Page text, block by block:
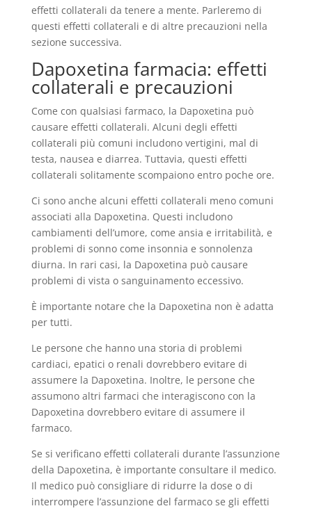
effetti collaterali da tenere a mente. Parleremo di
questi effetti collaterali e di altre precauzioni nella
sezione successiva.
Dapoxetina farmacia: effetti
collaterali e precauzioni
Come con qualsiasi farmaco, la Dapoxetina può
causare effetti collaterali. Alcuni degli effetti
collaterali più comuni includono vertigini, mal di
testa, nausea e diarrea. Tuttavia, questi effetti
collaterali solitamente scompaiono entro poche ore.
Ci sono anche alcuni effetti collaterali meno comuni
associati alla Dapoxetina. Questi includono
cambiamenti dell’umore, come ansia e irritabilità, e
problemi di sonno come insonnia e sonnolenza
diurna. In rari casi, la Dapoxetina può causare
problemi di vista o sanguinamento eccessivo.
È importante notare che la Dapoxetina non è adatta
per tutti.
Le persone che hanno una storia di problemi
cardiaci, epatici o renali dovrebbero evitare di
assumere la Dapoxetina. Inoltre, le persone che
assumono altri farmaci che interagiscono con la
Dapoxetina dovrebbero evitare di assumere il
farmaco.
Se si verificano effetti collaterali durante l’assunzione
della Dapoxetina, è importante consultare il medico.
Il medico può consigliare di ridurre la dose o di
interrompere l’assunzione del farmaco se gli effetti